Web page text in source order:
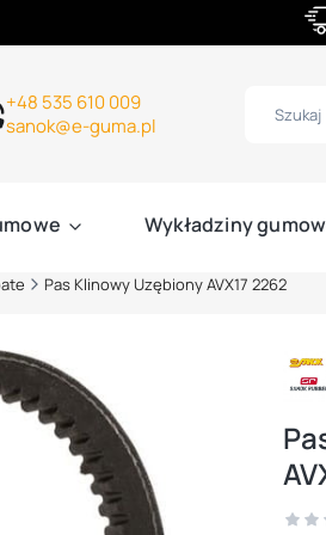
+48 535 610 009
sanok@e-guma.pl
Wykładziny
Pas Klinowy Uzębiony AVX17 2262